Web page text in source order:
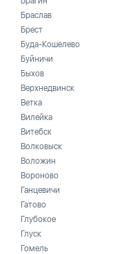
Браслав
Брест
Буда-Кошелево
Буйничи
Быхов
Верхнедвинск
Ветка
Вилейка
Витебск
Волковыск
Воложин
Вороново
Ганцевичи
Гатово
Глубокое
Глуск
Гомель